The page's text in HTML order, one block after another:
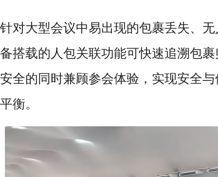
针对大型会议中易出现的包裹丢失、
备搭载的人包关联功能可快速追溯包
安全的同时兼顾参会体验，实现安全
平衡。